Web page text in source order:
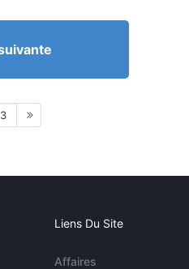
3
Liens Du Site
Affaires